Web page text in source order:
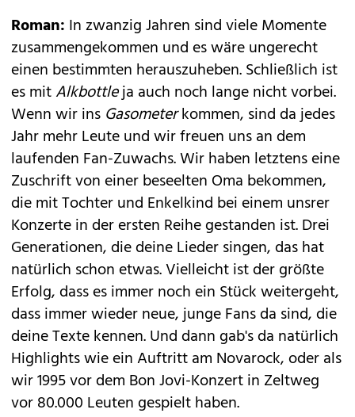
Roman: In zwanzig Jahren sind viele Momente
zusammengekommen und es wäre ungerecht
einen bestimmten herauszuheben. Schließlich ist
es mitAlkbottleja auch noch lange nicht vorbei.
Wenn wir ins Gasometerkommen, sind da jedes
Jahr mehr Leute und wir freuen uns an dem
laufenden Fan-Zuwachs. Wir haben letztens eine
Zuschrift von einer beseelten Oma bekommen,
die mit Tochter und Enkelkind bei einem unsrer
Konzerte in der ersten Reihe gestanden ist. Drei
Generationen, die deine Lieder singen, das hat
natürlich schon etwas. Vielleicht ist der größte
Erfolg, dass es immer noch ein Stück weitergeht,
dass immer wieder neue, junge Fans da sind, die
deine Texte kennen. Und dann gab's da natürlich
Highlights wie ein Auftritt am Novarock, oder als
wir 1995 vor dem Bon Jovi-Konzert in Zeltweg
vor 80.000 Leuten gespielt haben.